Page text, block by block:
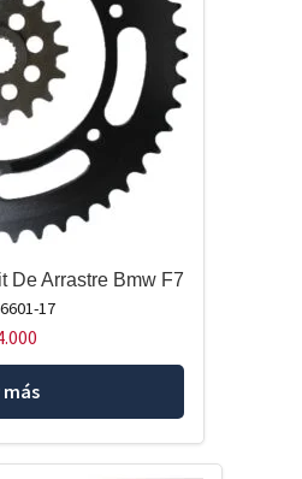
De Arrastre Bmw F7
17
más